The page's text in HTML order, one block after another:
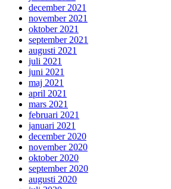
december 2021
november 2021
oktober 2021
september 2021
augusti 2021
juli 2021
juni 2021
maj 2021
april 2021
mars 2021
februari 2021
januari 2021
december 2020
november 2020
oktober 2020
september 2020
augusti 2020